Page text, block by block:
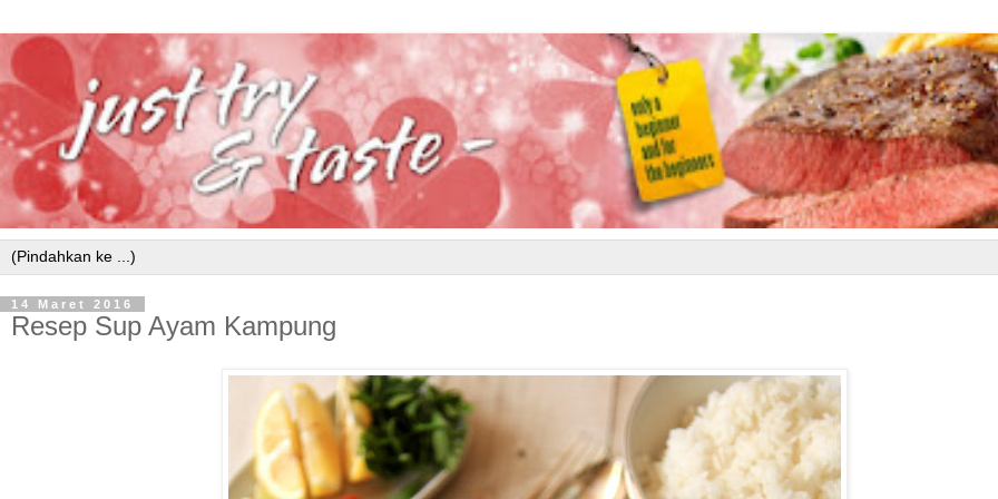
14 Maret 2016
Resep Sup Ayam Kampung